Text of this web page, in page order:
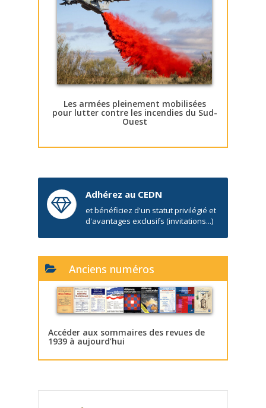
Les armées pleinement mobilisées
pour lutter contre les incendies du Sud-
Ouest
Adhérez au CEDN
et bénéficiez d'un statut privilégié et
d'avantages exclusifs (invitations...)
Anciens numéros
Accéder aux sommaires des revues de
1939 à aujourd’hui